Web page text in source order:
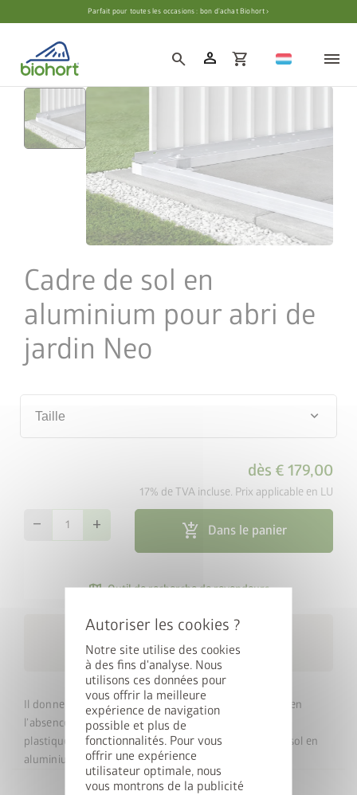
Paramètres des cookies
Notre site utilise des cookies
à des fins d'analyse. Nous
utilisons ces données pour
vous offrir la meilleure
expérience de navigation
possible et plus de
fonctionnalités. Pour vous
offrir une expérience
utilisateur optimale, nous
vous montrons de la publicité
Parfait pour toutes les occasions : bon d’achat Biohort ›
search person shopping_cart
Cadre de sol en
aluminium pour abri de
jardin Neo
Taille keyboard_arrow_down
dès € 179,00
17% de TVA incluse. Prix applicable en LU
remove add add_shopping_cart Dans le panier
map_search Outil de recherche de revendeurs
local_shipping
Livraison gratuite dans un
délai de 10 jours ouvrables
Il donne à l’abri de jardin la stabilité nécessaire même en
l’absence de fondation en béton. Quatre équerres en
plastique permettent un montage précis. Le cadre de sol en
aluminium a une section transversale de 40 x 40 mm.